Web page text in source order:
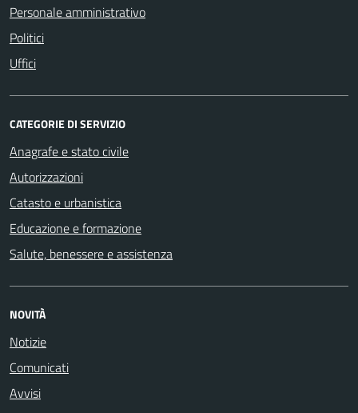
Personale amministrativo
Politici
Uffici
CATEGORIE DI SERVIZIO
Anagrafe e stato civile
Autorizzazioni
Catasto e urbanistica
Educazione e formazione
Salute, benessere e assistenza
NOVITÀ
Notizie
Comunicati
Avvisi